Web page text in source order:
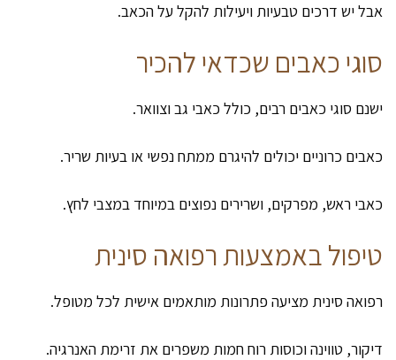
אבל יש דרכים טבעיות ויעילות להקל על הכאב.
סוגי כאבים שכדאי להכיר
ישנם סוגי כאבים רבים, כולל כאבי גב וצוואר.
כאבים כרוניים יכולים להיגרם ממתח נפשי או בעיות שריר.
כאבי ראש, מפרקים, ושרירים נפוצים במיוחד במצבי לחץ.
טיפול באמצעות רפואה סינית
רפואה סינית מציעה פתרונות מותאמים אישית לכל מטופל.
דיקור, טווינה וכוסות רוח חמות משפרים את זרימת האנרגיה.